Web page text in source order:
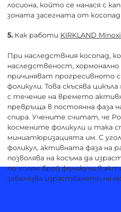
лосиона, който се нанася с
зоната засегната от
5. Как работи KIRKLAND
При наследствния косопад,
наследственост,
причиняват прогресивното
фоликули. Това скъсява
с течение на времето
превръща в постоянна фаза
спира. Учените считат, че
космените фоликули и така
миниатюризацията им. С
фоликул, активната фаза на
позволява на косъма да
по-голям брой фоликули в
забелязва израстването на